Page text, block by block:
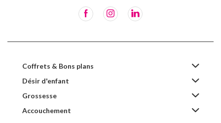
Coffrets & Bons plans
Désir d'enfant
Grossesse
Accouchement